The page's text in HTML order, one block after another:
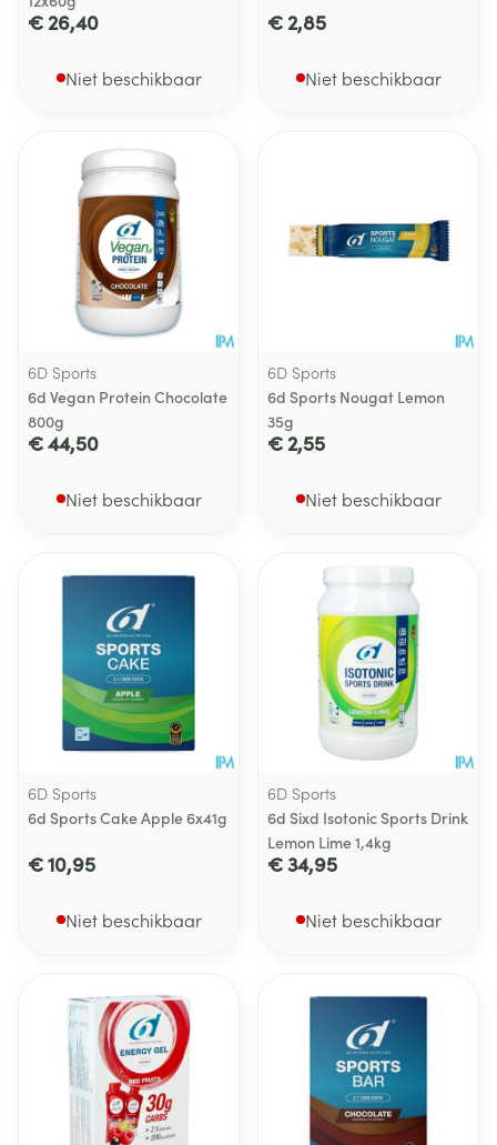
€ 26,40
Niet beschikbaar
€ 2,85
Niet beschikbaar
6D Sports
6d Vegan Protein Chocolate
800g
€ 44,50
Niet beschikbaar
6D Sports
6d Sports Nougat Lemon
35g
€ 2,55
Niet beschikbaar
6D Sports
6d Sports Cake Apple 6x41g
€ 10,95
Niet beschikbaar
6D Sports
6d Sixd Isotonic Sports Drink
Lemon Lime 1,4kg
€ 34,95
Niet beschikbaar